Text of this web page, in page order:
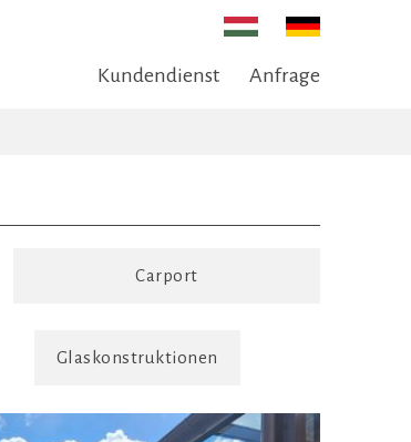
Kundendienst Anfrage
Carport
Glaskonstruktionen